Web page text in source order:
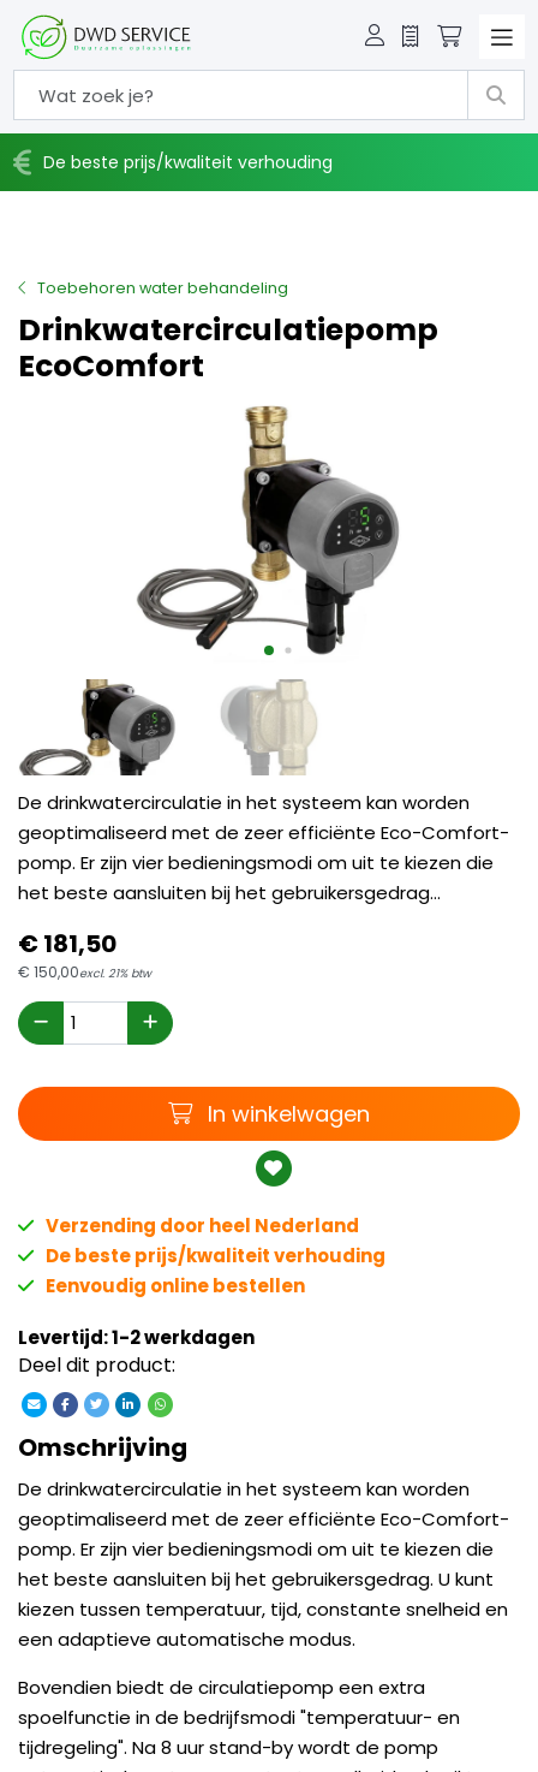
Offerte
De beste prijs/kwaliteit verhouding
Toebehoren water behandeling
Drinkwatercirculatiepomp
EcoComfort
De drinkwatercirculatie in het systeem kan worden
geoptimaliseerd met de zeer efficiënte Eco-Comfort-
pomp. Er zijn vier bedieningsmodi om uit te kiezen die
het beste aansluiten bij het gebruikersgedrag...
€181,50
€ 150,00excl. 21% btw
Winkelwagen
In winkelwagen
Verzending door heel Nederland
De beste prijs/kwaliteit verhouding
Eenvoudig online bestellen
Levertijd: 1-2 werkdagen
Deel dit product:
Omschrijving
De drinkwatercirculatie in het systeem kan worden
geoptimaliseerd met de zeer efficiënte Eco-Comfort-
pomp. Er zijn vier bedieningsmodi om uit te kiezen die
het beste aansluiten bij het gebruikersgedrag. U kunt
kiezen tussen temperatuur, tijd, constante snelheid en
een adaptieve automatische modus.
Bovendien biedt de circulatiepomp een extra
spoelfunctie in de bedrijfsmodi "temperatuur- en
tijdregeling". Na 8 uur stand-by wordt de pomp